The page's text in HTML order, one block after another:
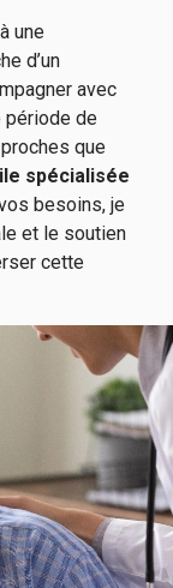
une
d’un
avec
période de
que
spécialisée
besoins, je
et le soutien
cette